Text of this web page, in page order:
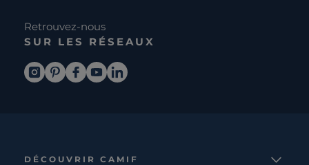
Retrouvez-nous
SUR LES RÉSEAUX
DÉCOUVRIR CAMIF